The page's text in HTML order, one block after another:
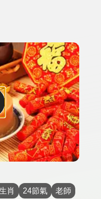
主持人或關鍵字
肖 24節氣 老師